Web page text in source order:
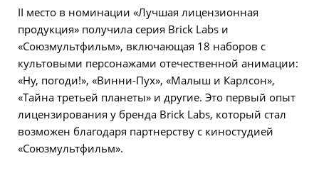
II место в номинации «Лучшая лицензионная
продукция» получила серия Brick Labs и
«Союзмультфильм», включающая 18 наборов с
культовыми персонажами отечественной анимации:
«Ну, погоди!», «Винни-Пух», «Малыш и Карлсон»,
«Тайна третьей планеты» и другие. Это первый опыт
лицензирования у бренда Brick Labs, который стал
возможен благодаря партнерству с киностудией
«Союзмультфильм».